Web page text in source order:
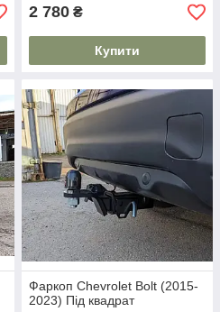
2 780 ₴
Купити
Фаркоп Chevrolet Bolt (2015-
2023) Під квадрат